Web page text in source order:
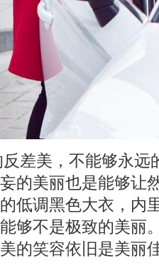
差美，不能够永远
的美丽也是能够让
低调黑色大衣，内
够不是极致的美丽
的笑容依旧是美丽